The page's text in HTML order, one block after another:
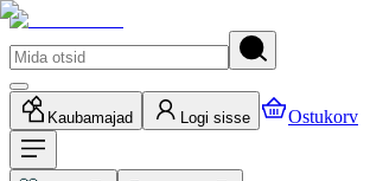
Kaubamajad Logi sisse Ostukorv